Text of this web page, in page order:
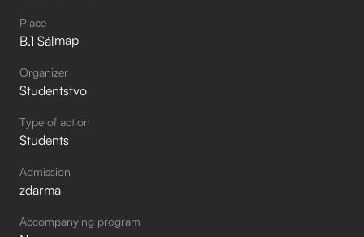
Place
B.1 Sálmap
Organizer
Studentstvo
Type of action
Students
Admission
zdarma
Accompanying program